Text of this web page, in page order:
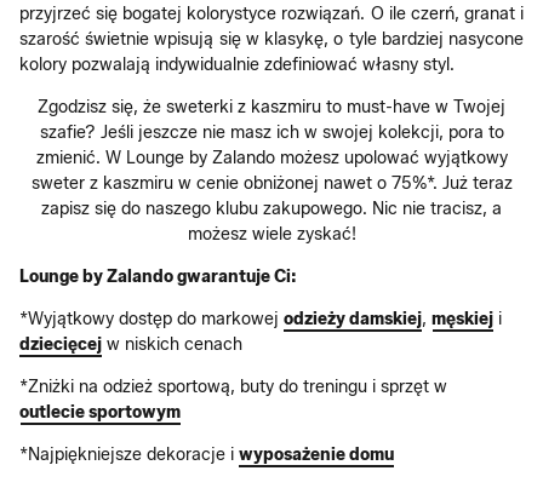
przyjrzeć się bogatej kolorystyce rozwiązań. O ile czerń, granat i
szarość świetnie wpisują się w klasykę, o tyle bardziej nasycone
kolory pozwalają indywidualnie zdefiniować własny styl.
Zgodzisz się, że sweterki z kaszmiru to must-have w Twojej
szafie? Jeśli jeszcze nie masz ich w swojej kolekcji, pora to
zmienić. W Lounge by Zalando możesz upolować wyjątkowy
sweter z kaszmiru w cenie obniżonej nawet o 75%*. Już teraz
zapisz się do naszego klubu zakupowego. Nic nie tracisz, a
możesz wiele zyskać!
Lounge by Zalando gwarantuje Ci:
*Wyjątkowy dostęp do markowej odzieży damskiej, męskiej i
dziecięcej w niskich cenach
*Zniżki na odzież sportową, buty do treningu i sprzęt w
outlecie sportowym
*Najpiękniejsze dekoracje i wyposażenie domu